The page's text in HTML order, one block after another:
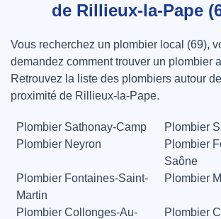
de Rillieux-la-Pape
Vous recherchez un plombier local (69),
demandez comment trouver un plombier
Retrouvez la liste des plombiers autour
proximité de Rillieux-la-Pape.
Plombier Sathonay-Camp
Plombier
Plombier Neyron
Plombier
Saône
Plombier Fontaines-Saint-
Martin
Plombier
Plombier Collonges-Au- Plombier